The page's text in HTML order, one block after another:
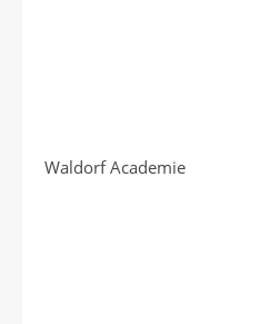
Waldorf Academie